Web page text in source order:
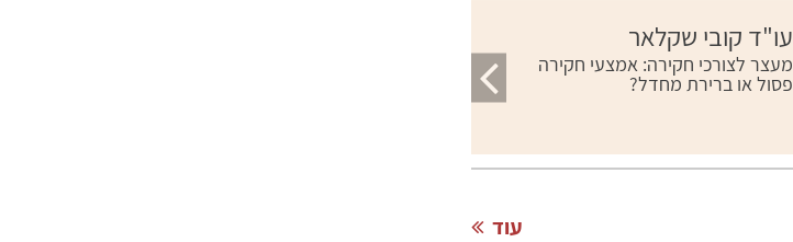
עו"ד קובי שקלאר
מעצר לצורכי חקירה: אמצעי חקירה
פסול או ברירת מחדל?
עוד